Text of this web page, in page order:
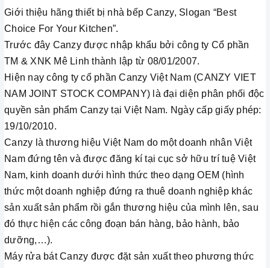
Giới thiệu hãng thiết bị nhà bếp Canzy, Slogan “Best
Choice For Your Kitchen”.
Trước đây Canzy được nhập khẩu bởi công ty Cổ phần
TM & XNK Mê Linh thành lập từ 08/01/2007.
Hiện nay công ty cổ phần Canzy Việt Nam (CANZY VIET
NAM JOINT STOCK COMPANY) là đại diện phân phối độc
quyền sản phẩm Canzy tại Việt Nam. Ngày cấp giấy phép:
19/10/2010.
Canzy là thương hiệu Việt Nam do một doanh nhân Việt
Nam đứng tên và được đăng kí tại cục sở hữu trí tuệ Việt
Nam, kinh doanh dưới hình thức theo dạng OEM (hình
thức một doanh nghiệp đứng ra thuê doanh nghiệp khác
sản xuất sản phẩm rồi gắn thương hiệu của mình lên, sau
đó thực hiện các công đoạn bán hàng, bảo hành, bảo
dưỡng,…).
Máy rửa bát Canzy được đặt sản xuất theo phương thức